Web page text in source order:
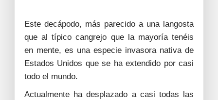
Este decápodo, más parecido a una langosta
que al típico cangrejo que la mayoría tenéis
en mente, es una especie invasora nativa de
Estados Unidos que se ha extendido por casi
todo el mundo.
Actualmente ha desplazado a casi todas las